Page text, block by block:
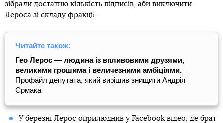
зібрали достатню кількість підписів, аби виключити
Лероса зі складу фракції.
Читайте також:
Гео Лерос — людина із впливовими друзями,
великими грошима і величезними амбіціями.
Профайл депутата, який вирішив знищити Андрія
Єрмака
У березні Лерос оприлюднив у Facebook відео, де брат